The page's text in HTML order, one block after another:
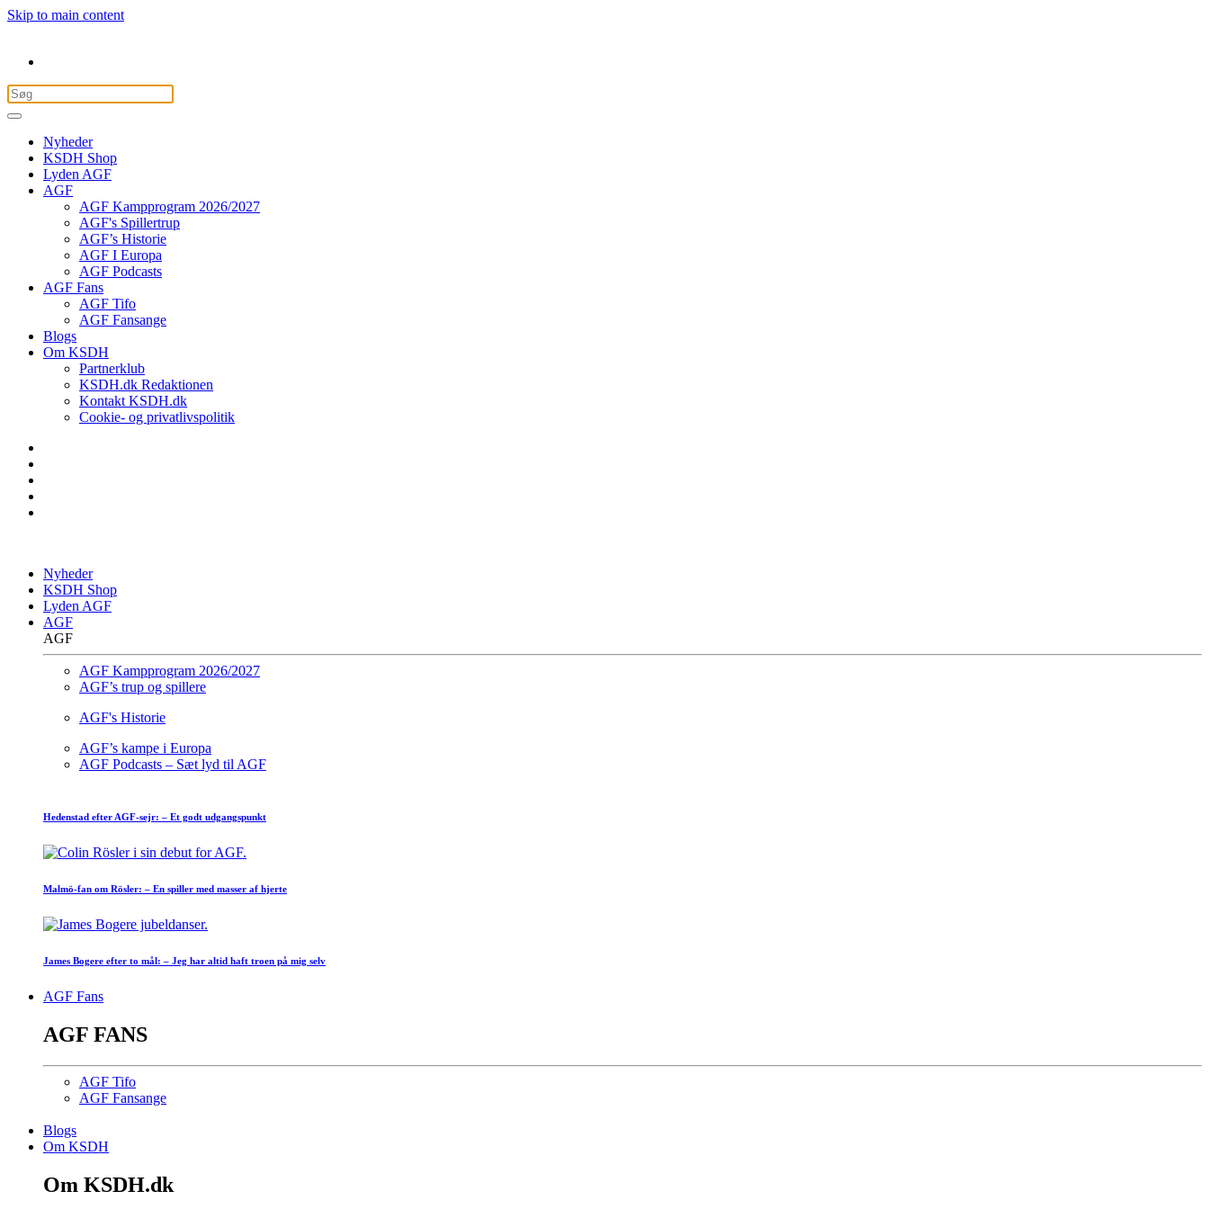
Skip to main content
Nyheder
KSDH Shop
Lyden AGF
AGF
AGF Kampprogram 2026/2027
AGF's Spillertrup
AGF’s Historie
AGF I Europa
AGF Podcasts
AGF Fans
AGF Tifo
AGF Fansange
Blogs
Om KSDH
Partnerklub
KSDH.dk Redaktionen
Kontakt KSDH.dk
Cookie- og privatlivspolitik
Nyheder
KSDH Shop
Lyden AGF
AGF
AGF
AGF Kampprogram 2026/2027
AGF’s trup og spillere
AGF's Historie
AGF’s kampe i Europa
AGF Podcasts – Sæt lyd til AGF
Hedenstad efter AGF-sejr: – Et godt udgangspunkt
Malmö-fan om Rösler: – En spiller med masser af hjerte
James Bogere efter to mål: – Jeg har altid haft troen på mig selv
AGF Fans
AGF FANS
AGF Tifo
AGF Fansange
Blogs
Om KSDH
Om KSDH.dk